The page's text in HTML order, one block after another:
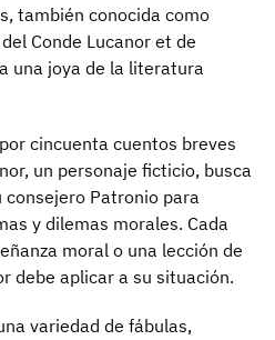
también conocida como
Conde Lucanor et de
una joya de la literatura
cincuenta cuentos breves
un personaje ficticio, busca
Patronio para
y dilemas morales. Cada
moral o una lección de
debe aplicar a su situación.
variedad de fábulas,